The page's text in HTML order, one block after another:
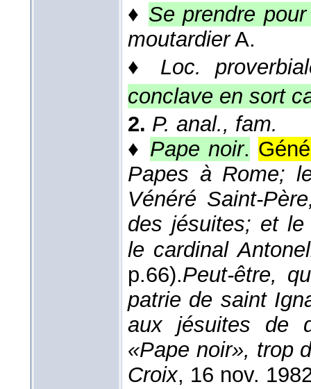
♦ Se prendre
moutardierA.
♦ Loc.
conclave en sort
2. P. anal., fam.
♦ Pape noir.
Papes à Rome;
Vénéré Saint-
des jésuites; et le
le cardinal
p.66).Peut-être,
patrie de saint
aux jésuites de
«Pape noir», trop
Croix, 16 nov.